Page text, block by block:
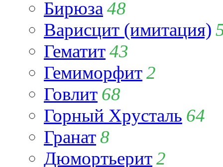
Бирюза 48
Варисцит (имитация)
Гематит43
Гемиморфит2
Говлит 68
Горный Хрусталь 64
Гранат8
Дюмортьерит2